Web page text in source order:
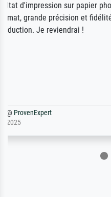
Door de 69505
scrollen is echter
stoppen begint het
philip